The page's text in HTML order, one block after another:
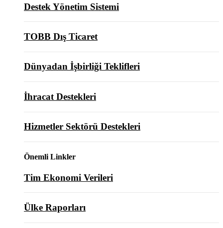
Destek Yönetim Sistemi
TOBB Dış Ticaret
Dünyadan İşbirliği Teklifleri
İhracat Destekleri
Hizmetler Sektörü Destekleri
Önemli Linkler
Tim Ekonomi Verileri
Ülke Raporları